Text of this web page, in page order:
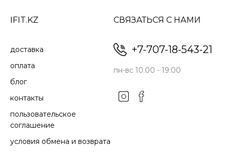
IFIT.KZ
доставка
оплата
блог
контакты
пользовательское
соглашение
условия обмена и возврата
СВЯЗАТЬСЯ С НАМИ
+7-707-18-543-21
пн-вс 10.00 - 19:00